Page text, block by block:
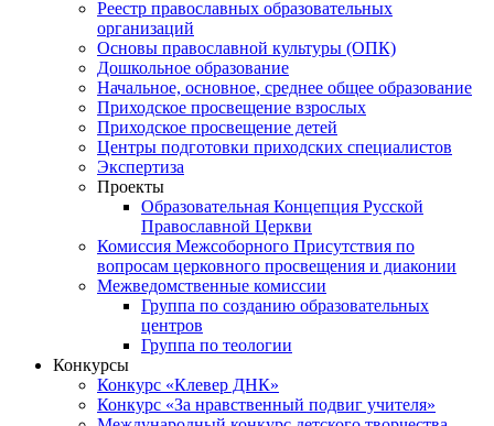
Реестр православных образовательных
организаций
Основы православной культуры (ОПК)
Дошкольное образование
Начальное, основное, среднее общее образование
Приходское просвещение взрослых
Приходское просвещение детей
Центры подготовки приходских специалистов
Экспертиза
Проекты
Образовательная Концепция Русской
Православной Церкви
Комиссия Межсоборного Присутствия по
вопросам церковного просвещения и диаконии
Межведомственные комиссии
Группа по созданию образовательных
центров
Группа по теологии
Конкурсы
Конкурс «Клевер ДНК»
Конкурс «За нравственный подвиг учителя»